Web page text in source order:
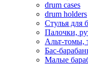
drum cases
drum holders
Стулья для
Палочки,
Альт-томы,
Бас-
Малые